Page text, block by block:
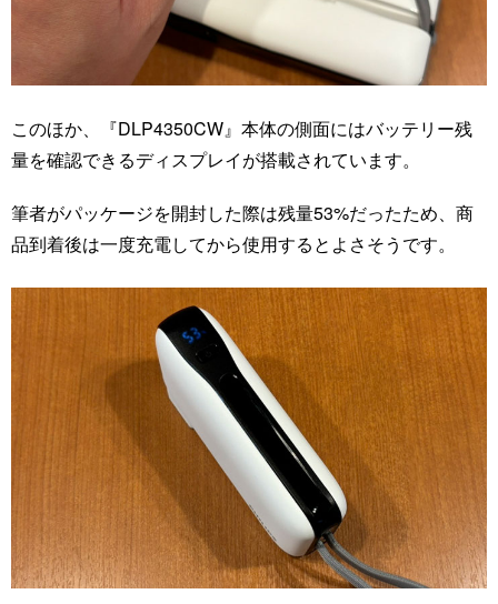
このほか、『DLP4350CW』本体の側面にはバッテリー残
量を確認できるディスプレイが搭載されています。
筆者がパッケージを開封した際は残量53%だったため、商
品到着後は一度充電してから使用するとよさそうです。